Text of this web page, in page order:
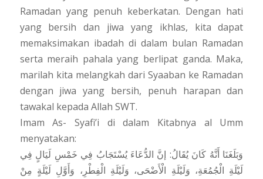
Ramadan yang penuh keberkatan. Dengan hati
yang bersih dan jiwa yang ikhlas, kita dapat
memaksimakan ibadah di dalam bulan Ramadan
serta meraih pahala yang berlipat ganda. Maka,
marilah kita melangkah dari Syaaban ke Ramadan
dengan jiwa yang bersih, penuh harapan dan
tawakal kepada Allah SWT.
Imam As- Syafi’i di dalam Kitabnya al Umm
menyatakan:
وَبَلَغَنَا أَنَّهُ كَانَ يُقَالُ: إنَّ الدُّعَاءَ يُسْتَجَابُ فِي خَمْسِ لَيَالٍ فِي
لَيْلَةِ الْجُمُعَةِ، وَلَيْلَةِ الْأَضْحَى، وَلَيْلَةِ الْفِطْرِ، وَأَوَّلِ لَيْلَةٍ مِنْ